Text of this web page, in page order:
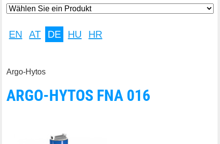
EN AT DE HU HR
Argo-Hytos
ARGO-HYTOS FNA 016